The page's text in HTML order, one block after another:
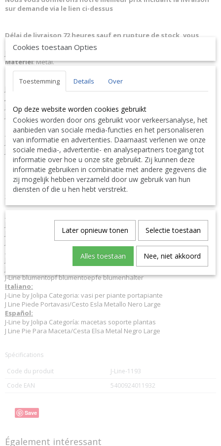
sur demande via le lien ci-dessus
Délai de livraison 72 heures sauf en rupture de stock, vous
serez remboursé.
J-Line Pied Pour Cache-Pot-Panier Elsa Metal Noir Large 95 1193
Matériel: Metal.
Dimensions:L32xB32xH95 cm
Poids:3,5 kg.
Jolipa 1193 JO1193
J-Line by Jolipa Catégorie: cache-pots support plantes
Français :
J-Line by Jolipa Pied Pour Cache Pot/Panier Elsa Metal Noir Large
J-Line cachepots de fleur
Nous livrons aussi à l'étranger. N'hésitez pas à nous contacter
||We ship also abroad. Feel free to contact us|| Wir liefern
auch im Ausland. Bitte kontaktieren Sie uns. TEL: 0032 9 378 24
30 or
J Line Foot For Flowerpot/Basket Metal Black Largge
J-Line flowerpots
J-Line by Jolipa Kategorie: blumentöpfe pflanzenhalter
J Line Fu? Für Übertopf/Korb Metall Schwarz Large
J-Line blumentopf blumentoepfe blumenhalter
Italiano:
J-Line by Jolipa Categoria: vasi per piante portapiante
J Line Piede Portavasi/Cesto Esla Metallo Nero Large
Español:
J-Line by Jolipa Categoría: macetas soporte plantas
J Line Pie Para Maceta/Cesta Elsa Metal Negro Large
Spécifications
Code du produit
J-Line-1193
Code EAN
5400924011932
Save
Également intéressant
Cookies toestaan Opties
Toestemming Details Over
Op deze website worden cookies gebruikt
Cookies worden door ons gebruikt voor verkeersanalyse, het
aanbieden van sociale media-functies en het personaliseren
van informatie en advertenties. Daarnaast verlenen we onze
sociale media-, advertentie- en analysepartners toegang tot
informatie over hoe u onze site gebruikt. Zij kunnen deze
informatie gebruiken in combinatie met andere gegevens die
zij mogelijk hebben verzameld door uw gebruik van hun
diensten of die u hen hebt verstrekt.
Later opnieuw tonen Selectie toestaan
Alles toestaan Nee, niet akkoord